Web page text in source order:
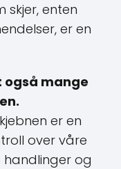
skjer, enten
er en
også mange
er en
over våre
handlinger og